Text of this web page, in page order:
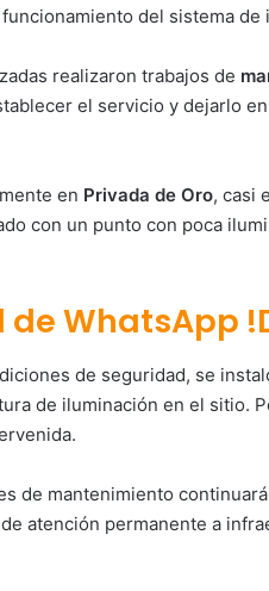
del sistema de
realizaron trabajos de
el servicio y dejarlo
en Privada de Oro, casi
con un punto con poca
WhatsApp
de seguridad, se
de iluminación en el sitio.
de mantenimiento
atención permanente a
nuevo
en la
50 % en
pastizales